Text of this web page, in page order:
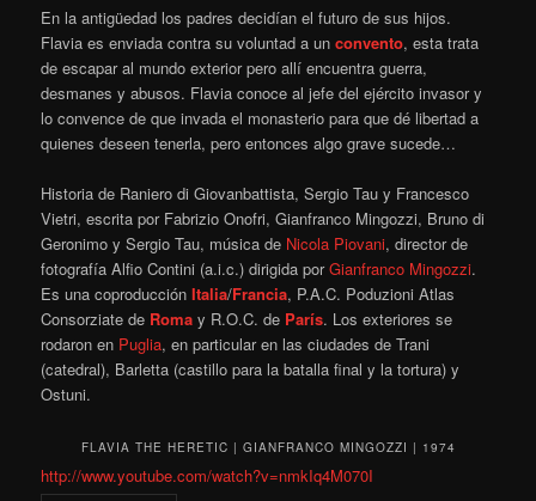
En la antigüedad los padres decidían el futuro de sus hijos.
Flavia es enviada contra su voluntad a unconvento, esta trata
de escapar al mundo exterior pero allí encuentra guerra,
desmanes y abusos. Flavia conoce al jefe del ejército invasor y
lo convence de que invada el monasterio para que dé libertad a
quienes deseen tenerla, pero entonces algo grave sucede…
Historia de Raniero di Giovanbattista, Sergio Tau y Francesco
Vietri, escrita por Fabrizio Onofri, Gianfranco Mingozzi, Bruno di
Geronimo y Sergio Tau, música de Nicola Piovani, director de
fotografía Alfio Contini (a.i.c.) dirigida porGianfranco Mingozzi.
Es una coproducciónItalia/Francia, P.A.C. Poduzioni Atlas
Consorziate de Roma y R.O.C. de París. Los exteriores se
rodaron en Puglia, en particular en las ciudades de Trani
(catedral), Barletta (castillo para la batalla final y la tortura) y
Ostuni.
FLAVIA THE HERETIC | GIANFRANCO MINGOZZI | 1974
http://www.youtube.com/watch?v=nmkIq4M070I